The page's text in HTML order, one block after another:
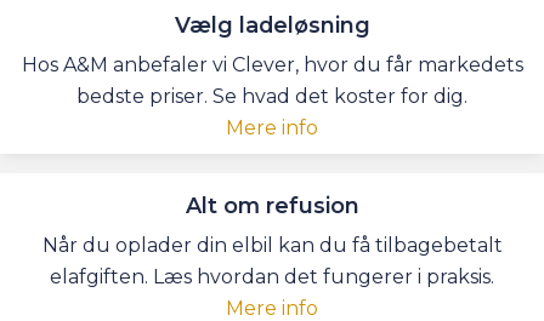
Vælg ladeløsning
Hos A&M anbefaler vi Clever, hvor du får markedets
bedste priser. Se hvad det koster for dig.
Mere info
Alt om refusion
Når du oplader din elbil kan du få tilbagebetalt
elafgiften. Læs hvordan det fungerer i praksis.
Mere info